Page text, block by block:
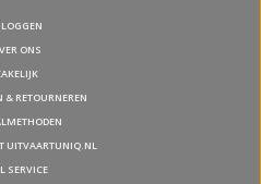
ONS
& RETOURNEREN
UITVAARTUNIQ.NL
SERVICE